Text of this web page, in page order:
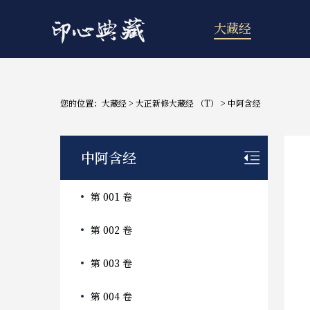
大藏经
您的位置： 大藏经 > 大正新修大藏经 （T） > 中阿含经
中阿含经
第 001 卷
第 002 卷
第 003 卷
第 004 卷